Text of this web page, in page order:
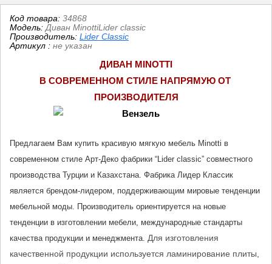
Код товара: 34868
Модель:Диван MinottiLider classic
Производитель: Lider Classic
Артикул : не указан
ДИВАН MINOTTI
В СОВРЕМЕННОМ СТИЛЕ НАПРЯМУЮ ОТ
ПРОИЗВОДИТЕЛЯ
Предлагаем Вам купить красивую мягкую мебель Minotti в
современном стиле Арт-Деко фабрики “Lider classic” совместного
производства Турции и Казахстана. Фабрика Лидер Классик
является брендом-лидером, поддерживающим мировые тенденции
мебельной моды. Производитель ориентируется на новые
тенденции в изготовлении мебели, международные стандарты
качества продукции и менеджмента. Для изготовления
качественной продукции используется ламинирование плиты,